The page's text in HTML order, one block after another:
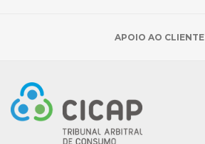
APOIO AO CLIENTE